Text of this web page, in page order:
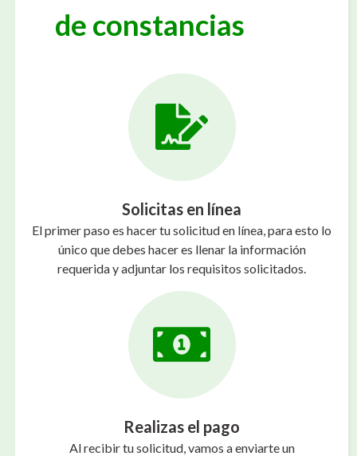
de constancias
Solicitas en línea
El primer paso es hacer tu solicitud en línea, para esto lo
único que debes hacer es llenar la información
requerida y adjuntar los requisitos solicitados.
Realizas el pago
Al recibir tu solicitud, vamos a enviarte un